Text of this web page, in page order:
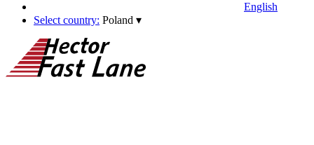
English
Select country: Poland ▾